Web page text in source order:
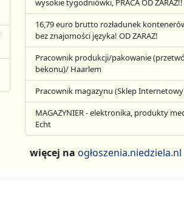
wysokie tygodniówki, PRACA OD
16,79 euro brutto rozładunek
bez znajomości języka! OD ZARAZ!
Pracownik produkcji/pakowanie
bekonu)/ Haarlem
Pracownik magazynu (Sklep
MAGAZYNIER - elektronika, produkty
Echt
więcej na ogłoszenia.niedziela.nl